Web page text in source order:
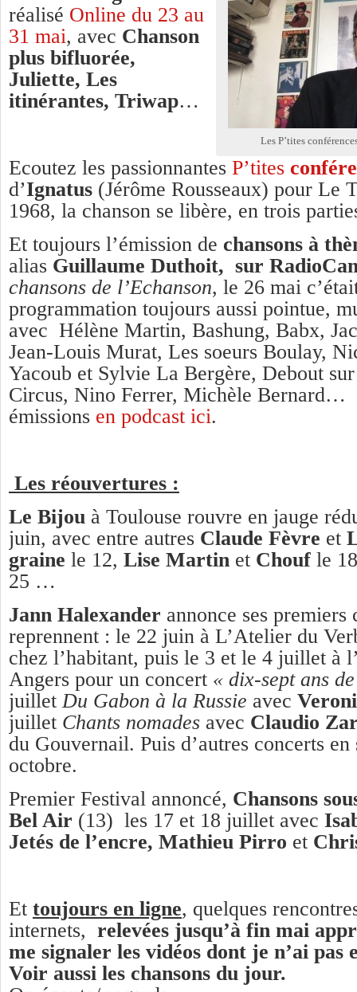
Les P’tites
réalisé Online du 23 au
31 mai, avec Chanson
plus bifluorée,
Juliette, Les
itinérantes, Triwap…
Ecoutez les passionnantes P’tites
d’Ignatus (Jérôme Rousseaux) pour Le
1968, la chanson se libère, en trois
Et toujours l’émission de chansons à
alias Guillaume Duthoit, sur
chansons de l’Echanson, le 26 mai
programmation toujours aussi pointue,
avec Hélène Martin, Bashung, Babx,
Jean-Louis Murat, Les soeurs Boulay,
Yacoub et Sylvie La Bergère, Debout
Circus, Nino Ferrer, Michèle Bernard…
émissions en podcast ici.
Les réouvertures :
Le Bijou à Toulouse rouvre en jauge
juin, avec entre autres Claude Fèvre et
graine le 12, Lise Martin et Chouf le
25 …
Jann Halexander annonce ses premiers
reprennent : le 22 juin à L’Atelier du
chez l’habitant, puis le 3 et le 4 juillet à
Angers pour un concert « dix-sept ans
juillet Du Gabon à la Russie avec
juillet Chants nomades avec Claudio
du Gouvernail. Puis d’autres concerts en
octobre.
Premier Festival annoncé, Chansons
Bel Air (13) les 17 et 18 juillet avec
Jetés de l’encre, Mathieu Pirro et
Et toujours en ligne, quelques
internets, relevées jusqu’à fin mai
me signaler les vidéos dont je n’ai pas
Voir aussi les chansons du jour.